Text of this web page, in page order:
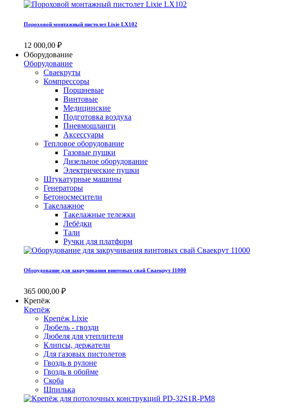
Пороховой монтажный пистолет Lixie LX102
12 000,00 ₽
Оборудование
Оборудование
Сваекруты
Компрессоры
Поршневые
Винтовые
Медицинские
Подготовка воздуха
Пневмошланги
Аксессуары
Тепловое оборудование
Газовые пушки
Дизельное оборудование
Электрические пушки
Штукатурные машины
Генераторы
Бетоносмесители
Такелажное
Такелажные тележки
Лебёдки
Тали
Ручки для платформ
Оборудование для закручивания винтовых свай Сваекрут 11000
365 000,00 ₽
Крепёж
Крепёж
Крепёж Lixie
Дюбель - гвозди
Дюбеля для утеплителя
Клипсы, держатели
Для газовых пистолетов
Гвоздь в рулоне
Гвоздь в обойме
Скоба
Шпилька